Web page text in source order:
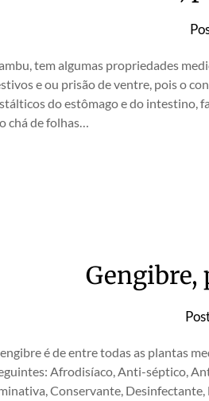
tem algumas propriedades
e ou prisão de ventre, pois o
do estômago e do intestino,
chá de folhas…
Gengibre,
é de entre todas as plantas
Afrodisíaco, Anti-séptico,
Conservante,